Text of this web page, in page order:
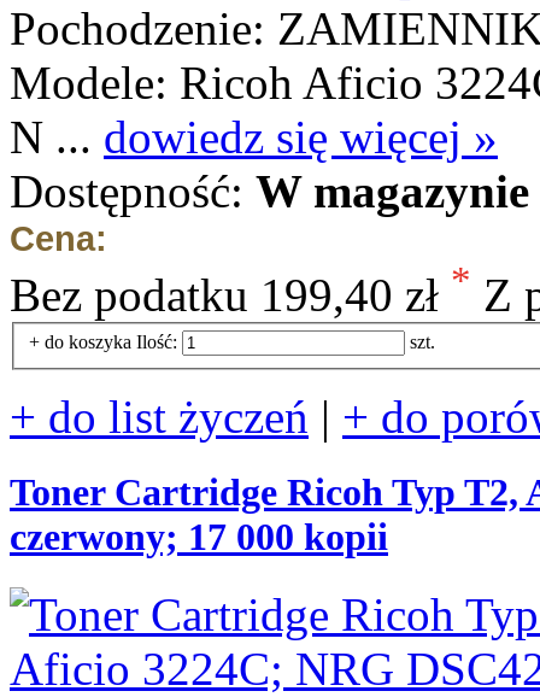
Pochodzenie:
Modele: Ricoh Aficio
N ... dowiedz się więcej »
Dostępność: W
Cena:
Bez podatku 199,40 zł * Z
+ do koszyka Ilość: szt.
+ do list życzeń | + do
Toner Cartridge Ricoh Typ T2,
czerwony; 17 000 kopii